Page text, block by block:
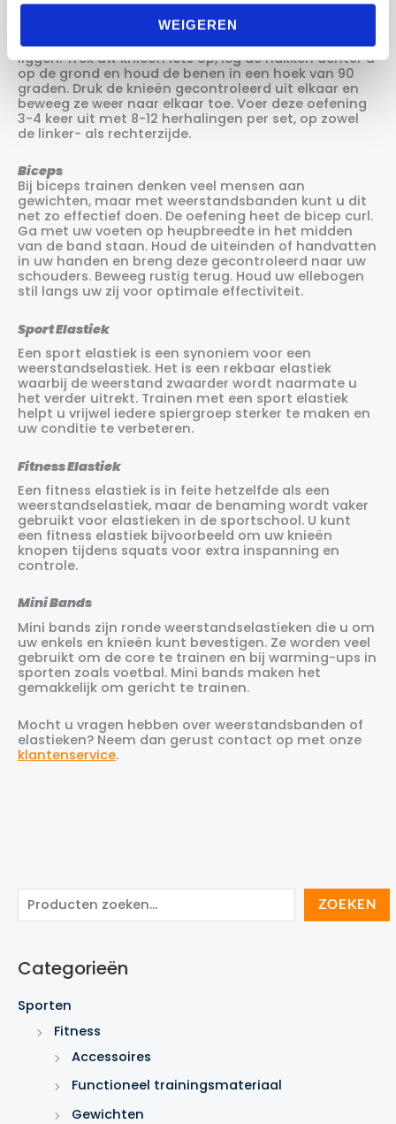
WEIGEREN
o
k
e
ZOEKEN
Categorieën
Sporten
Fitness
Accessoires
Functioneel trainingsmateriaal
Gewichten
weerstandsband. Een goede oefening is de clamshell.
Bevestig de band net boven de knieën en ga op uw zij
liggen. Trek uw knieën iets op, leg de hakken achter u
op de grond en houd de benen in een hoek van 90
graden. Druk de knieën gecontroleerd uit elkaar en
beweeg ze weer naar elkaar toe. Voer deze oefening
3-4 keer uit met 8-12 herhalingen per set, op zowel
de linker- als rechterzijde.
Biceps
Bij biceps trainen denken veel mensen aan
gewichten, maar met weerstandsbanden kunt u dit
net zo effectief doen. De oefening heet de bicep curl.
Ga met uw voeten op heupbreedte in het midden
van de band staan. Houd de uiteinden of handvatten
in uw handen en breng deze gecontroleerd naar uw
schouders. Beweeg rustig terug. Houd uw ellebogen
stil langs uw zij voor optimale effectiviteit.
Sport Elastiek
Een sport elastiek is een synoniem voor een
weerstandselastiek. Het is een rekbaar elastiek
waarbij de weerstand zwaarder wordt naarmate u
het verder uitrekt. Trainen met een sport elastiek
helpt u vrijwel iedere spiergroep sterker te maken en
uw conditie te verbeteren.
Fitness Elastiek
Een fitness elastiek is in feite hetzelfde als een
weerstandselastiek, maar de benaming wordt vaker
gebruikt voor elastieken in de sportschool. U kunt
een fitness elastiek bijvoorbeeld om uw knieën
knopen tijdens squats voor extra inspanning en
controle.
Mini Bands
Mini bands zijn ronde weerstandselastieken die u om
uw enkels en knieën kunt bevestigen. Ze worden veel
gebruikt om de core te trainen en bij warming-ups in
sporten zoals voetbal. Mini bands maken het
gemakkelijk om gericht te trainen.
Mocht u vragen hebben over weerstandsbanden of
elastieken? Neem dan gerust contact op met onze
klantenservice.